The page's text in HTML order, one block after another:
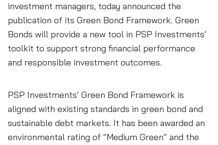
investment managers, today announced the
publication of its Green Bond Framework. Green
Bonds will provide a new tool in PSP Investments’
toolkit to support strong financial performance
and responsible investment outcomes.
PSP Investments’ Green Bond Framework is
aligned with existing standards in green bond and
sustainable debt markets. It has been awarded an
environmental rating of “Medium Green” and the